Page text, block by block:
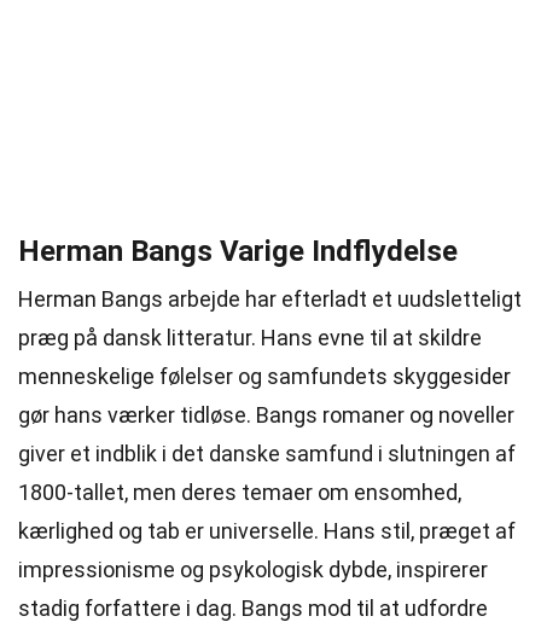
Herman Bangs Varige Indflydelse
Herman Bangs arbejde har efterladt et uudsletteligt
præg på dansk litteratur. Hans evne til at skildre
menneskelige følelser og samfundets skyggesider
gør hans værker tidløse. Bangs romaner og noveller
giver et indblik i det danske samfund i slutningen af
1800-tallet, men deres temaer om ensomhed,
kærlighed og tab er universelle. Hans stil, præget af
impressionisme og psykologisk dybde, inspirerer
stadig forfattere i dag. Bangs mod til at udfordre